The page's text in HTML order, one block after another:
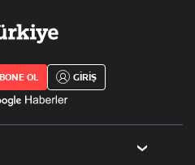
OL GİRİŞ